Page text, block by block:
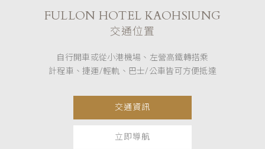
FULLON HOTEL KAOHSIUNG
交通位置
自行開車或從小港機場、左營高鐵轉搭乘
計程車、捷運/輕軌、巴士/公車皆可方便抵達
交通資訊
立即導航